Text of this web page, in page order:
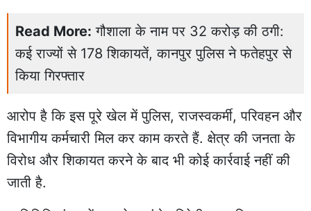
Read More: गौशाला के नाम पर 32 करोड़ की ठगी:
कई राज्यों से 178 शिकायतें, कानपुर पुलिस ने फतेहपुर से
किया गिरफ्तार
आरोप है कि इस पूरे खेल में पुलिस, राजस्वकर्मी, परिवहन और
विभागीय कर्मचारी मिल कर काम करते हैं. क्षेत्र की जनता के
विरोध और शिकायत करने के बाद भी कोई कार्रवाई नहीं की
जाती है.